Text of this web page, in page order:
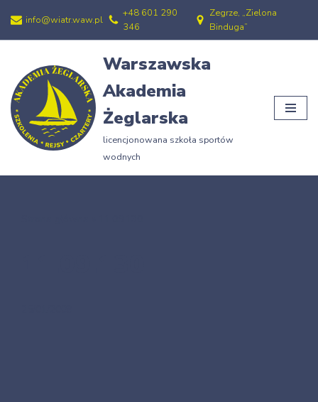
Przejdź
treści
info@wiatr.waw.pl
+48 601 290
346
Zegrze, „Zielona
Binduga”
Warszawska
Akademia
Żeglarska
licencjonowana szkoła sportów
wodnych